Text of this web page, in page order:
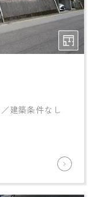
建築条件なし